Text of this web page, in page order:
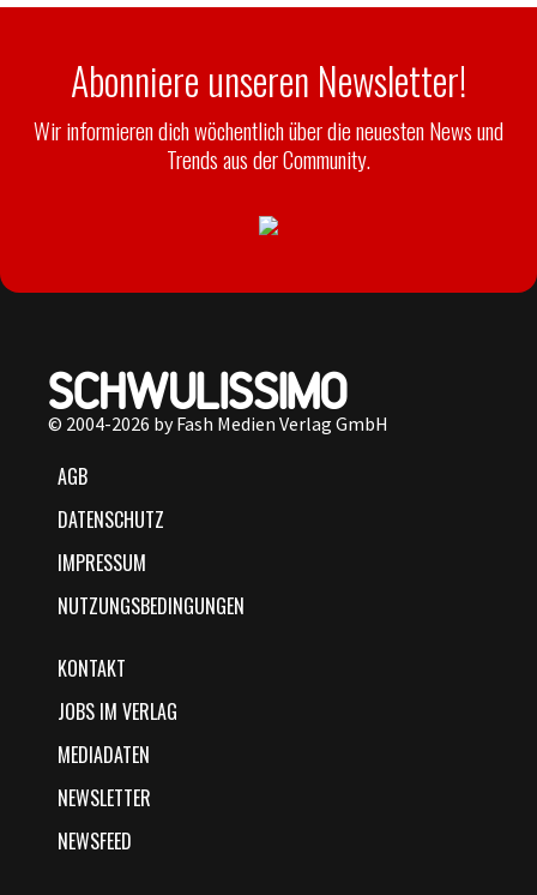
Abonniere unseren Newsletter!
Wir informieren dich wöchentlich über die neuesten News und
Trends aus der Community.
© 2004-2026 by Fash Medien Verlag GmbH
AGB
DATENSCHUTZ
IMPRESSUM
NUTZUNGSBEDINGUNGEN
KONTAKT
JOBS IM VERLAG
MEDIADATEN
NEWSLETTER
NEWSFEED